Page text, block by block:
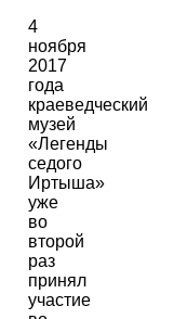
4
ноября
2017
года
краеведческий
музей
«Легенды
седого
Иртыша»
уже
во
второй
раз
принял
участие